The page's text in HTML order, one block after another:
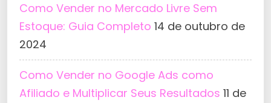
Como Vender no Mercado Livre Sem
Estoque: Guia Completo 14 de outubro de
2024
Como Vender no Google Ads como
Afiliado e Multiplicar Seus Resultados 11 de